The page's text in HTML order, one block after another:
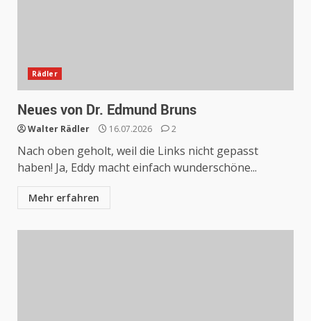
Rädler
Neues von Dr. Edmund Bruns
Walter Rädler 16.07.2026 2
Nach oben geholt, weil die Links nicht gepasst
haben! Ja, Eddy macht einfach wunderschöne...
Mehr erfahren